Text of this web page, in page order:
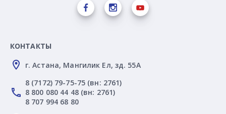
КОНТАКТЫ
г. Астана, Мангилик Ел, зд. 55А
8 (7172) 79-75-75 (вн: 2761)
8 800 080 44 48 (вн: 2761)
8 707 994 68 80